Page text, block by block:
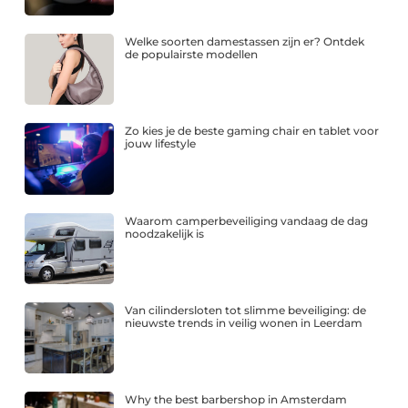
Welke soorten damestassen zijn er? Ontdek
de populairste modellen
Zo kies je de beste gaming chair en tablet voor
jouw lifestyle
Waarom camperbeveiliging vandaag de dag
noodzakelijk is
Van cilindersloten tot slimme beveiliging: de
nieuwste trends in veilig wonen in Leerdam
Why the best barbershop in Amsterdam